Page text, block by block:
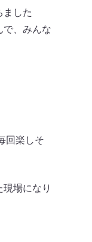
した
で、みんな
回楽しそ
場になり